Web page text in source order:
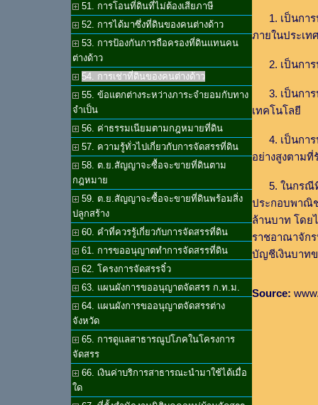
51. การโอนที่ดินที่ไม่ต้องเสียภาษี
52. การได้มาซึ่งที่ดินของคนต่างด้าว
53. การป้องกันการถือครองที่ดินแทนคน
ต่างด้าว
54. การเช่าที่ดินของคนต่างด้าว
55. ข้อแตกต่างระหว่างภาระจำยอมกับทาง
จำเป็น
56. ค่าธรรมเนียมตามกฎหมายที่ดิน
57. ความรู้ทั่วไปเกี่ยวกับการจัดสรรที่ดิน
58. ต.ย.สัญญาจะซื้อจะขายที่ดินตาม
กฎหมาย
59. ต.ย.สัญญาจะซื้อจะขายที่ดินพร้อมสิ่ง
ปลูกสร้าง
60. คำที่ควรรู้เกี่ยวกับการจัดสรรที่ดิน
61. การขออนุญาตทำการจัดสรรที่ดิน
62. โครงการจัดสรรจิ๋ว
63. แผนผังการขออนุญาตจัดสรร ก.ท.ม.
64. แผนผังการขออนุญาตจัดสรรต่าง
จังหวัด
65. การดูแลสาธารณูปโภคในโครงการ
จัดสรร
66. เงินค่าบริการสาธารณะนำมาใช้ได้เมื่อ
ใด
1. เป็นการ
ภายในประเท
2. เป็นการ
3. เป็นการ
เทคโนโลยี
4. เป็นการ
อย่างสูงตาม
5. ในกรณีที่
ประกอบพาณิ
ล้านบาท โดย
ราชอาณาจักร
บัญชีเงินบาท
Source: